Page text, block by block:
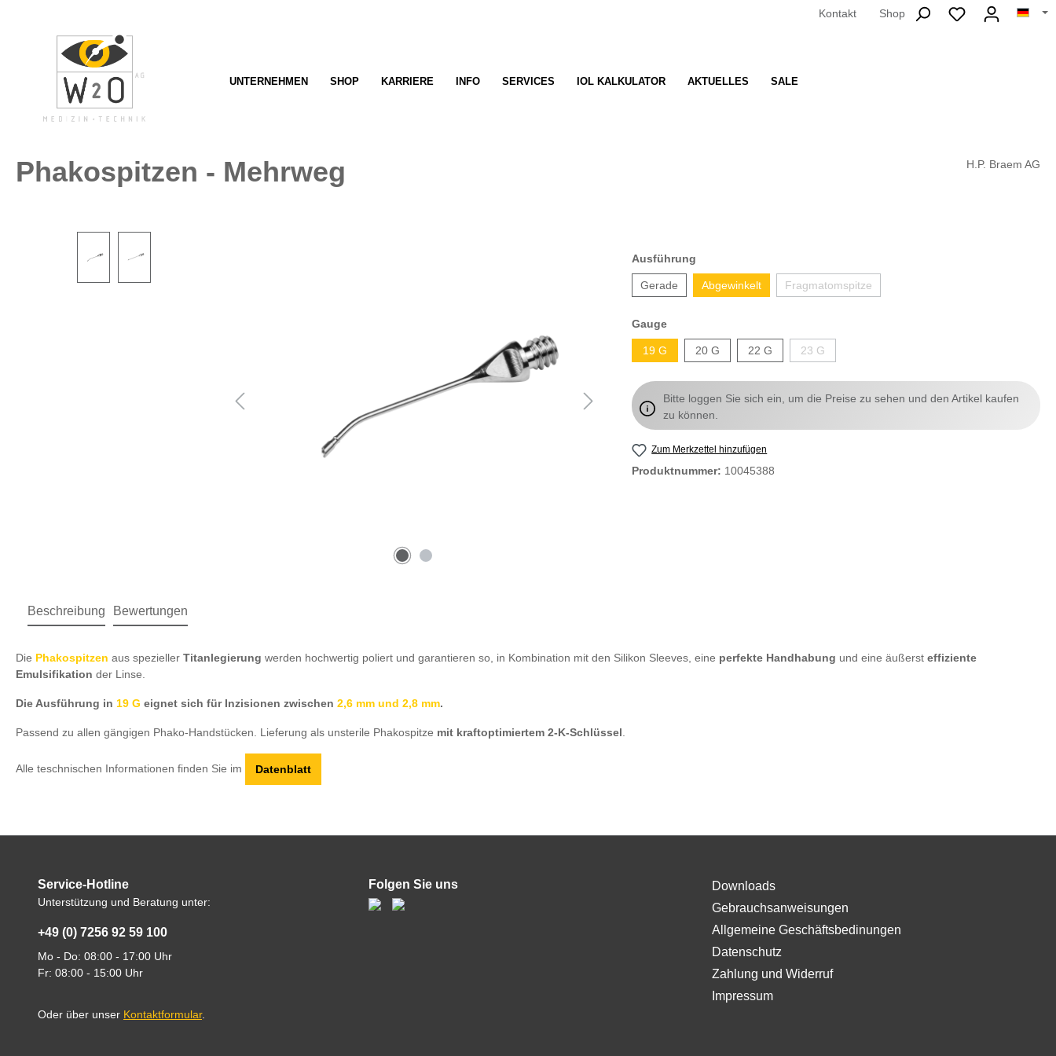
Kontakt Shop
UNTERNEHMEN SHOP KARRIERE INFO SERVICES IOL KALKULATOR AKTUELLES SALE
Phakospitzen - Mehrweg H.P. Braem AG
Ausführung
Gerade Abgewinkelt Fragmatomspitze
Gauge
19 G 20 G 22 G 23 G
Bitte loggen Sie sich ein, um die Preise zu sehen und den Artikel kaufen
zu können.
Zum Merkzettel hinzufügen
Produktnummer: 10045388
Beschreibung Bewertungen
Die Phakospitzen aus spezieller Titanlegierung werden hochwertig poliert und garantieren so, in Kombination mit den Silikon Sleeves, eine perfekte Handhabung und eine äußerst effiziente
Emulsifikation der Linse.
Die Ausführung in 19 G eignet sich für Inzisionen zwischen 2,6 mm und 2,8 mm.
Passend zu allen gängigen Phako-Handstücken. Lieferung als unsterile Phakospitze mit kraftoptimiertem 2-K-Schlüssel.
Alle teschnischen Informationen finden Sie im Datenblatt
Service-Hotline
Unterstützung und Beratung unter:
+49 (0) 7256 92 59 100
Mo - Do: 08:00 - 17:00 Uhr
Fr: 08:00 - 15:00 Uhr
Oder über unser Kontaktformular.
Folgen Sie uns
Downloads
Gebrauchsanweisungen
Allgemeine Geschäftsbedinungen
Datenschutz
Zahlung und Widerruf
Impressum